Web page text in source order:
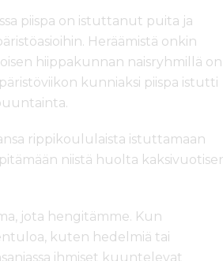
piispa on istuttanut puita ja
Heräämistä onkin
hiippakunnan naisryhmillä on
kunniaksi piispa istutti
rippikoululaista istuttamaan
niistä huolta
jota hengitämme. Kun
kuten hedelmiä tai
ihmiset kuuntelevat